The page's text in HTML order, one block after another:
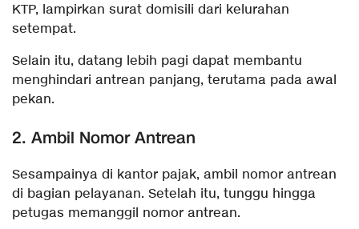
KTP, lampirkan surat domisili dari kelurahan
setempat.
Selain itu, datang lebih pagi dapat membantu
menghindari antrean panjang, terutama pada awal
pekan.
2. Ambil Nomor Antrean
Sesampainya di kantor pajak, ambil nomor antrean
di bagian pelayanan. Setelah itu, tunggu hingga
petugas memanggil nomor antrean.